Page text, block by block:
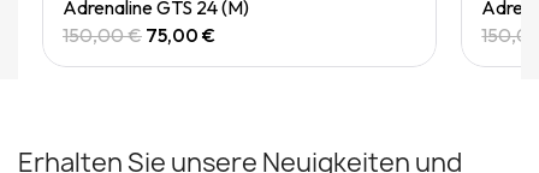
Adrenaline GTS 24 (M)
150,00 € 75,00 €
Erhalten Sie unsere Neuigkeiten und